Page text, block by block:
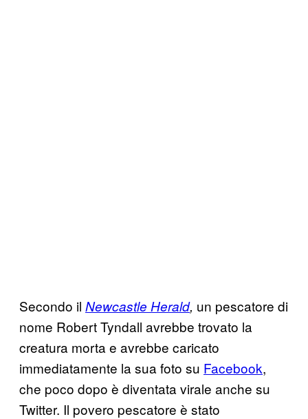
Secondo il Newcastle Herald, un pescatore di
nome Robert Tyndall avrebbe trovato la
creatura morta e avrebbe caricato
immediatamente la sua foto su Facebook,
che poco dopo è diventata virale anche su
Twitter. Il povero pescatore è stato